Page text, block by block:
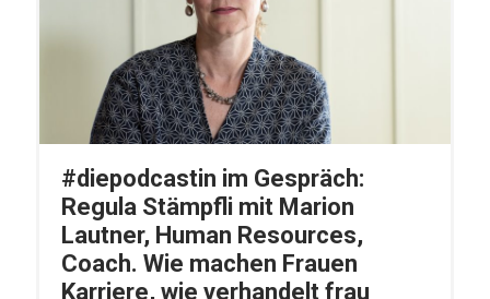
#diepodcastin im Gespräch:
Regula Stämpfli mit Marion
Lautner, Human Resources,
Coach. Wie machen Frauen
Karriere, wie verhandelt frau